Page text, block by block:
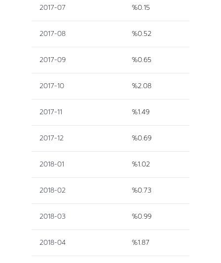
2017-07 %0.15
2017-08 %0.52
2017-09 %0.65
2017-10 %2.08
2017-11 %1.49
2017-12 %0.69
2018-01 %1.02
2018-02 %0.73
2018-03 %0.99
2018-04 %1.87